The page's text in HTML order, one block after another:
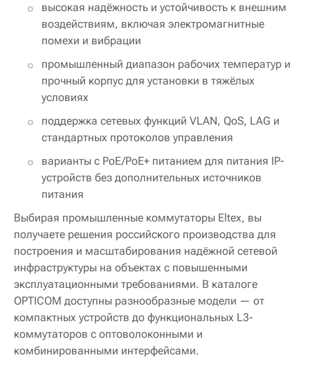
высокая надёжность и устойчивость к внешним
воздействиям, включая электромагнитные
помехи и вибрации
промышленный диапазон рабочих температур и
прочный корпус для установки в тяжёлых
условиях
поддержка сетевых функций VLAN, QoS, LAG и
стандартных протоколов управления
варианты с PoE/PoE+ питанием для питания IP-
устройств без дополнительных источников
питания
Выбирая промышленные коммутаторы Eltex, вы
получаете решения российского производства для
построения и масштабирования надёжной сетевой
инфраструктуры на объектах с повышенными
эксплуатационными требованиями. В каталоге
OPTICOM доступны разнообразные модели — от
компактных устройств до функциональных L3-
коммутаторов с оптоволоконными и
комбинированными интерфейсами.